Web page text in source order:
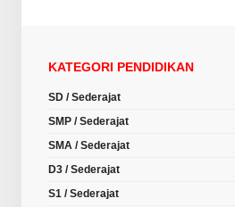
KATEGORI PENDIDIKAN
SD / Sederajat
SMP / Sederajat
SMA / Sederajat
D3 / Sederajat
S1 / Sederajat